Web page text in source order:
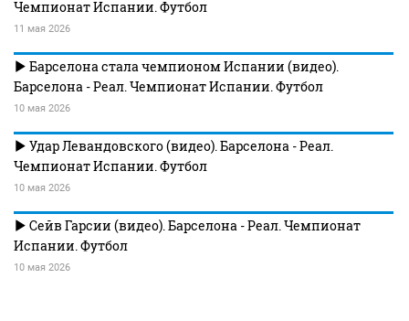
Чемпионат Испании. Футбол
11 мая 2026
Барселона стала чемпионом Испании (видео).
Барселона - Реал. Чемпионат Испании. Футбол
10 мая 2026
Удар Левандовского (видео). Барселона - Реал.
Чемпионат Испании. Футбол
10 мая 2026
Сейв Гарсии (видео). Барселона - Реал. Чемпионат
Испании. Футбол
10 мая 2026